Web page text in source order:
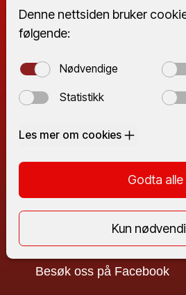
Service
Verksted
Iso-Duct
Om oss
Om oss
Kontakt oss
Besøk oss på Facebook